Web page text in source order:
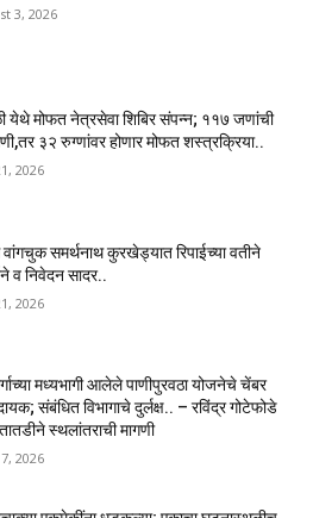
3, 2026
येथे मोफत नेत्रसेवा शिबिर संपन्न; ११७ जणांची
३२ रुग्णांवर होणार मोफत शस्त्रक्रिया..
2026
समर्थनाथ कुरखेड्यात रिपाईच्या वतीने
व निवेदन सादर..
2026
मध्यभागी आलेले पाणीपुरवठा योजनेचे चेंबर
संबंधित विभागाचे दुर्लक्ष.. – रविंद्र गोटेफोडे
स्थलांतराची मागणी
2026